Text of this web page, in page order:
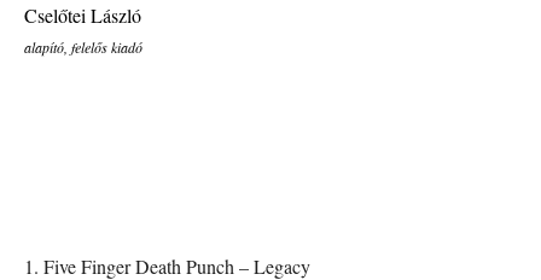
Cselőtei László
alapító, felelős kiadó
1. Five Finger Death Punch – Legacy